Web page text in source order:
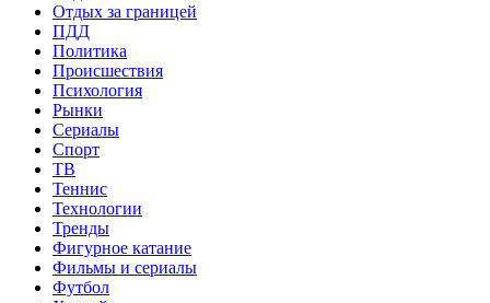
Отдых за границей
ПДД
Политика
Происшествия
Психология
Рынки
Сериалы
Спорт
ТВ
Теннис
Технологии
Тренды
Фигурное катание
Фильмы и сериалы
Футбол